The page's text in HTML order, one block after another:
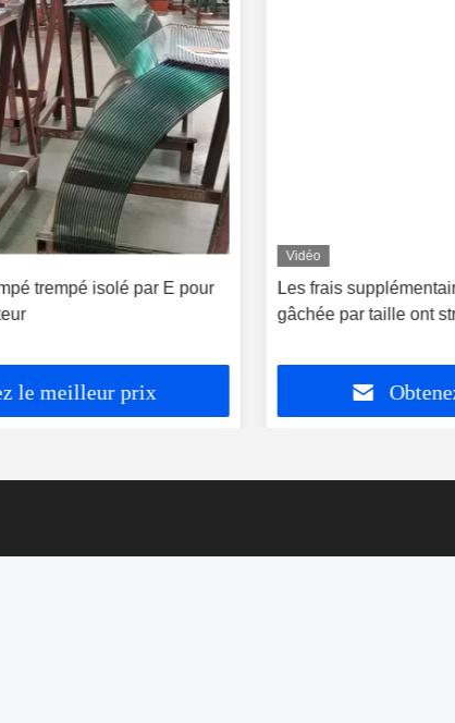
trempé isolé par E pour
le meilleur prix
Vidéo
Les frais
gâchée par taille ont